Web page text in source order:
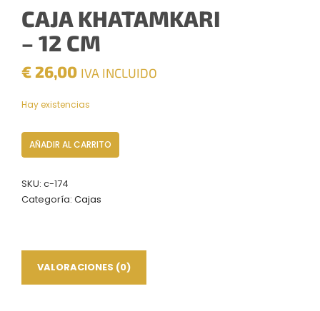
CAJA KHATAMKARI
– 12 CM
€26,00 IVA INCLUIDO
Hay existencias
Caja
Khatamkari
12
CM
AÑADIR AL CARRITO
SKU: c-174
Categoría: Cajas
VALORACIONES (0)